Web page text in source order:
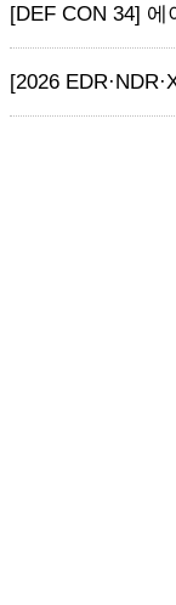
[DEF CON 34]
[2026